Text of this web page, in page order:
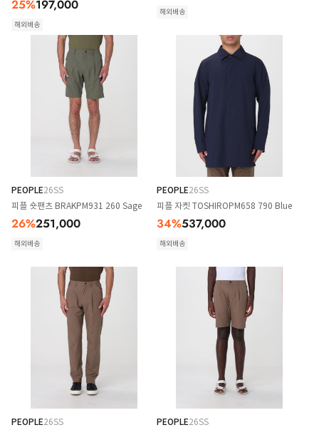
25%197,000
해외배송
해외배송
PEOPLE26SS
피플 숏팬츠 BRAKPM931 260 Sage
26%251,000
해외배송
PEOPLE26SS
피플 자켓 TOSHIROPM658 790 Blue
34%537,000
해외배송
PEOPLE26SS
PEOPLE26SS